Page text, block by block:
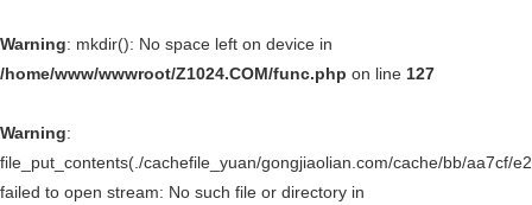
Warning: mkdir(): No space left on device in
/home/www/wwwroot/Z1024.COM/func.php on line 127
Warning:
file_put_contents(./cachefile_yuan/gongjiaolian.com/cache/bb/aa7cf/
failed to open stream: No such file or directory in